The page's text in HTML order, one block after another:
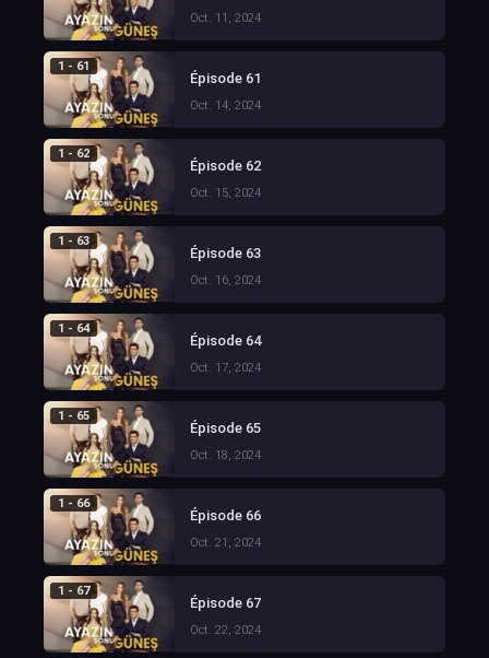
Oct. 11, 2024
1 - 61
Épisode 61
Oct. 14, 2024
1 - 62
Épisode 62
Oct. 15, 2024
1 - 63
Épisode 63
Oct. 16, 2024
1 - 64
Épisode 64
Oct. 17, 2024
1 - 65
Épisode 65
Oct. 18, 2024
1 - 66
Épisode 66
Oct. 21, 2024
1 - 67
Épisode 67
Oct. 22, 2024